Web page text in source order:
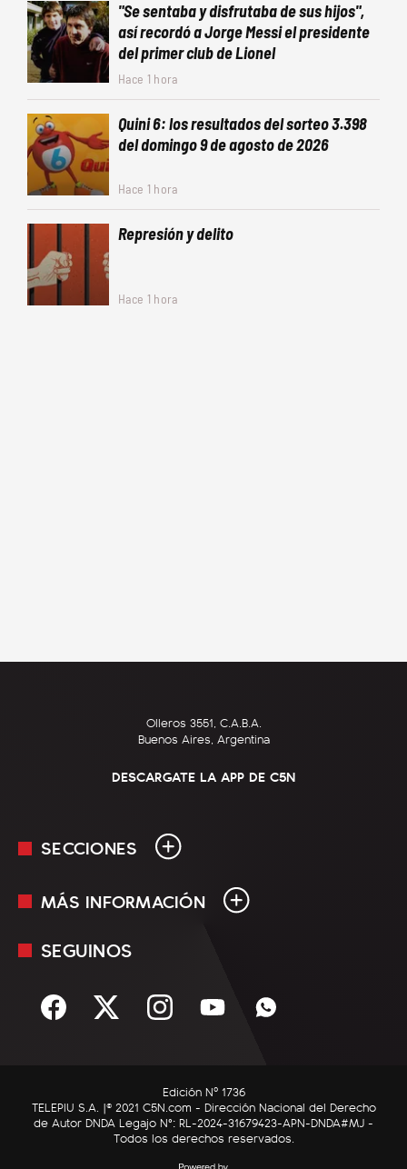
"Se sentaba y disfrutaba de sus hijos",
así recordó a Jorge Messi el presidente
del primer club de Lionel
Hace 1 hora
Quini 6: los resultados del sorteo 3.398
del domingo 9 de agosto de 2026
Hace 1 hora
Represión y delito
Hace 1 hora
Olleros 3551, C.A.B.A.
Buenos Aires, Argentina
DESCARGATE LA APP DE C5N
SECCIONES
En Vivo
Sociedad
C5N Autos
RatingCero
MÁS INFORMACIÓN
Mediakit
Términos y condiciones
SEGUINOS
Edición Nº 1736
TELEPIU S.A. |© 2021 C5N.com - Dirección Nacional del Derecho
de Autor DNDA Legajo N°: RL-2024-31679423-APN-DNDA#MJ -
Todos los derechos reservados.